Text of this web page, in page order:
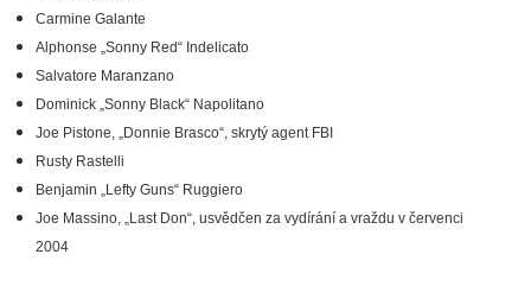
Carmine Galante
Alphonse „Sonny Red“ Indelicato
Salvatore Maranzano
Dominick „Sonny Black“ Napolitano
Joe Pistone, „Donnie Brasco“, skrytý agent FBI
Rusty Rastelli
Benjamin „Lefty Guns“ Ruggiero
Joe Massino, „Last Don“, usvědčen za vydírání a vraždu v červenci
2004